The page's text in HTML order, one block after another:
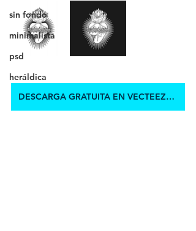
sin fondo
minimalista
psd
heráldica
DESCARGA GRATUITA EN VECTEEZY.COM